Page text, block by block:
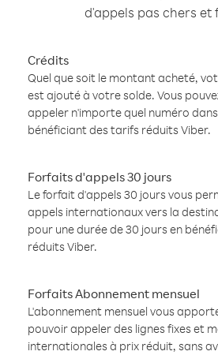
d'appels pas chers et
Crédits
Quel que soit le montant acheté,
est ajouté à votre solde. Vous
appeler n'importe quel numéro
bénéficiant des tarifs réduits Viber.
Forfaits d'appels 30 jours
Le forfait d'appels 30 jours vous
appels internationaux vers la
pour une durée de 30 jours en
réduits Viber.
Forfaits Abonnement mensuel
L'abonnement mensuel vous
pouvoir appeler des lignes fixes et
internationales à prix réduit, sans